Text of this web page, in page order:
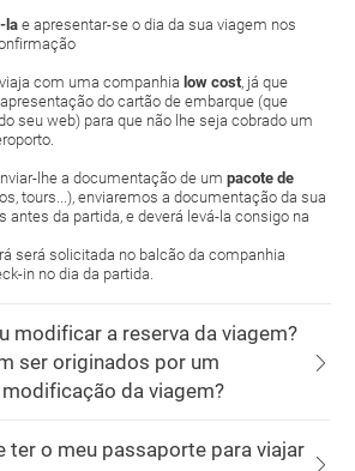
la e apresentar-se o dia da sua viagem nos
com uma companhia low cost, já que
do cartão de embarque (que
seu web) para que não lhe seja cobrado um
lhe a documentação de um pacote de
tours...), enviaremos a documentação da sua
antes da partida, e deverá levá-la consigo na
será solicitada no balcão da companhia
in no dia da partida.
modificar a reserva da viagem?
ser originados por um
da viagem?
ter o meu passaporte para viajar